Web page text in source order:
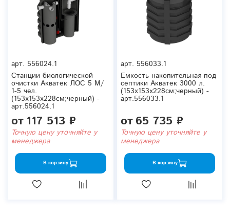
арт. 556024.1
Станции биологической
очистки Акватек ЛОС 5 М/
1-5 чел.
(153x153x228см;черный) -
арт.556024.1
от 117 513 ₽
Точную цену уточняйте у
менеджера
В корзину
арт. 556033.1
Емкость накопительная под
септики Акватек 3000 л.
(153x153x228см;черный) -
арт.556033.1
от65 735 ₽
Точную цену уточняйте у
менеджера
В корзину